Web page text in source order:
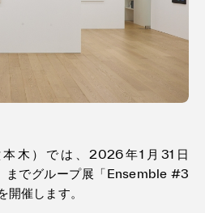
本木）では、2026年1月31日
までグループ展「Ensemble #3
催します。